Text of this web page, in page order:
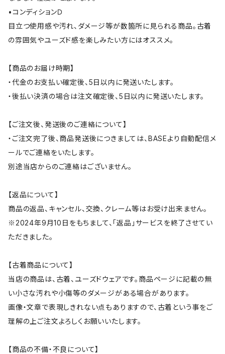
•コンディションＤ
目立つ使用感や汚れ、ダメージ等が数箇所に見られる商品。古着
の雰囲気やユーズド感を楽しみたい方にはオススメ。
【商品のお届け時期】
・代金のお支払い確定後、5日以内に発送いたします。
・後払い決済の場合は注文確定後、5日以内に発送いたします。
【ご注文後、発送後のご連絡について】
・ご注文完了後、商品発送後につきましては、BASEより自動配信メ
ールでご連絡をいたします。
別途当店からのご連絡はございません。
【返品について】
商品の返品、キャンセル、交換、クレーム等はお受け出来ません。
※2024年9月10日をもちまして、「返品」サービスを終了させてい
ただきました。
【古着商品について】
当店の商品は、古着、ユーズドウェアです。商品ページに記載の無
い小さな汚れや小傷等のダメージがある場合があります。
画像・文章で表現しきれない点もありますので、古着という事をご
理解の上ご注文よろしくお願いいたします。
【商品の不備・不良について】